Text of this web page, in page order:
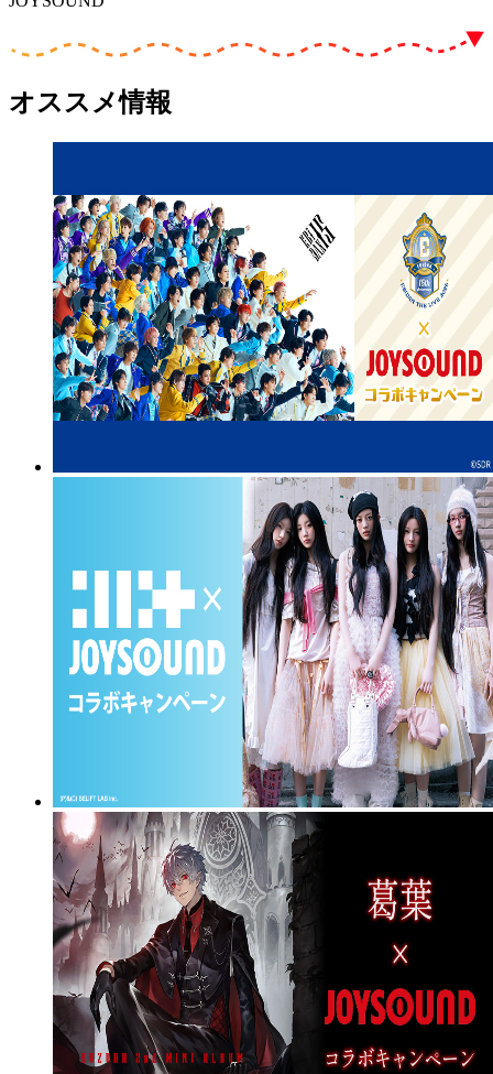
オススメ情報